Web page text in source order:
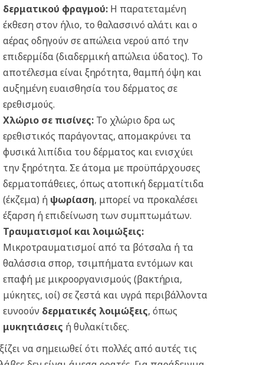
δερματικού φραγμού:Η παρατεταμένη
έκθεση στον ήλιο, το θαλασσινό αλάτι και ο
αέρας οδηγούν σε απώλεια νερού από την
επιδερμίδα (διαδερμική απώλεια ύδατος). Το
αποτέλεσμα είναι ξηρότητα, θαμπή όψη και
αυξημένη ευαισθησία του δέρματος σε
ερεθισμούς.
Χλώριο σε πισίνες:Το χλώριο δρα ως
ερεθιστικός παράγοντας, απομακρύνει τα
φυσικά λιπίδια του δέρματος και ενισχύει
την ξηρότητα. Σε άτομα με προϋπάρχουσες
δερματοπάθειες, όπως ατοπική δερματίτιδα
(έκζεμα) ή ψωρίαση, μπορεί να προκαλέσει
έξαρση ή επιδείνωση των συμπτωμάτων.
Τραυματισμοί και λοιμώξεις:
Μικροτραυματισμοί από τα βότσαλα ή τα
θαλάσσια σπορ, τσιμπήματα εντόμων και
επαφή με μικροοργανισμούς (βακτήρια,
μύκητες, ιοί) σε ζεστά και υγρά περιβάλλοντα
ευνοούν δερματικές λοιμώξεις, όπως
μυκητιάσεις ή θυλακίτιδες.
να σημειωθεί ότι πολλές από αυτές τις